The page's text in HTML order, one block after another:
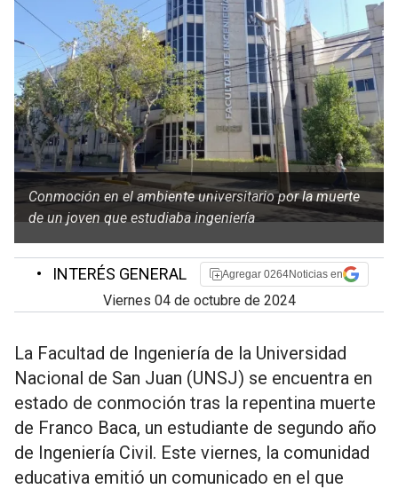
Conmoción en el ambiente universitario por la muerte
de un joven que estudiaba ingeniería
• INTERÉS GENERAL Agregar 0264Noticias en
viernes 04 de octubre de 2024
La Facultad de Ingeniería de la Universidad
Nacional de San Juan (UNSJ) se encuentra en
estado de conmoción tras la repentina muerte
de Franco Baca, un estudiante de segundo año
de Ingeniería Civil. Este viernes, la comunidad
educativa emitió un comunicado en el que